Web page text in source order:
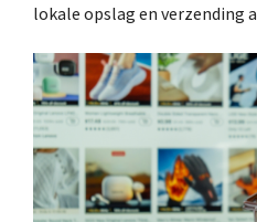
lokale opslag en verzending
Koninkrijk, Duitsland en
fulfilmentkanaal Local+. .